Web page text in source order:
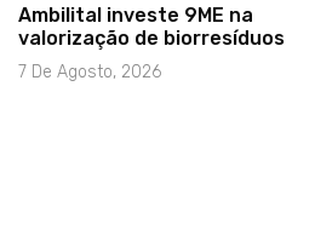
Ambilital investe 9ME na
valorização de biorresíduos
7 De Agosto, 2026